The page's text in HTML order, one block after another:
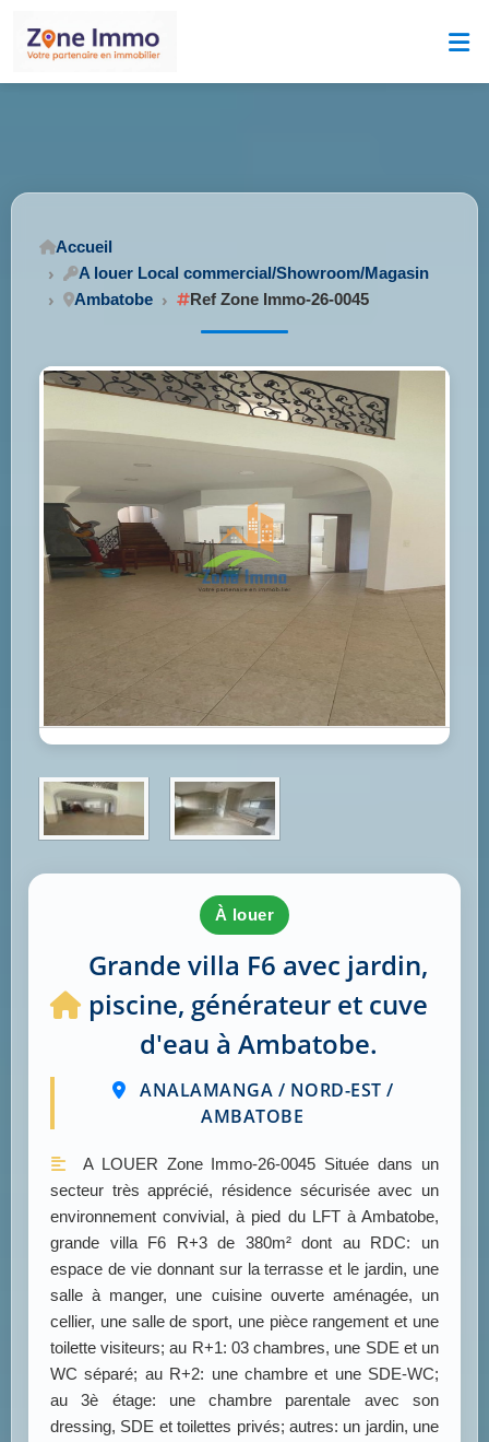
Accueil
A louer Local commercial/Showroom/Magasin
Ambatobe
Ref Zone Immo-26-0045
à louer
Grande villa F6 avec jardin,
piscine, générateur et cuve
d'eau à Ambatobe.
ANALAMANGA / NORD-EST /
AMBATOBE
A LOUER Zone Immo-26-0045 Située dans un
secteur très apprécié, résidence sécurisée avec un
environnement convivial, à pied du LFT à Ambatobe,
grande villa F6 R+3 de 380m² dont au RDC: un
espace de vie donnant sur la terrasse et le jardin, une
salle à manger, une cuisine ouverte aménagée, un
cellier, une salle de sport, une pièce rangement et une
toilette visiteurs; au R+1: 03 chambres, une SDE et un
WC séparé; au R+2: une chambre et une SDE-WC;
au 3è étage: une chambre parentale avec son
dressing, SDE et toilettes privés; autres: un jardin, une